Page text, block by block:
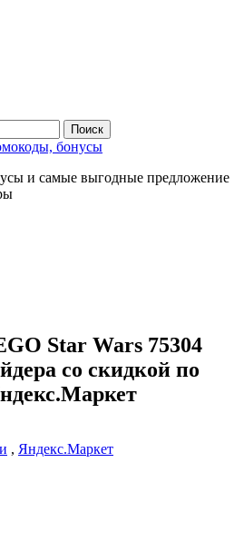
бонусы
и самые выгодные предложение
Star Wars 75304
со скидкой по
, Яндекс.Маркет